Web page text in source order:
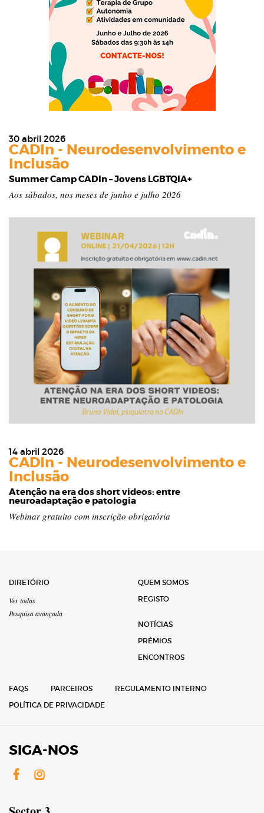
30 abril 2026
CADIn - Neurodesenvolvimento e
Inclusão
Summer Camp CADIn – Jovens LGBTQIA+
Aos sábados, nos meses de junho e julho 2026
14 abril 2026
CADIn - Neurodesenvolvimento e
Inclusão
Atenção na era dos short videos: entre
neuroadaptação e patologia
Webinar gratuito com inscrição obrigatória
DIRETÓRIO
Ver todas
Pesquisa avançada
QUEM SOMOS
REGISTO
NOTÍCIAS
PRÉMIOS
ENCONTROS
FAQS PARCEIROS
REGULAMENTO INTERNO
POLÍTICA DE PRIVACIDADE
SIGA-NOS
Facebook
Instagram